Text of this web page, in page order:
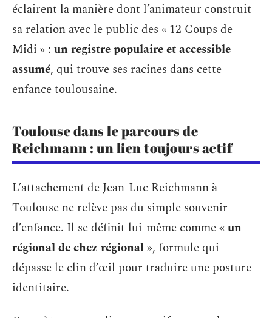
éclairent la manière dont l’animateur construit
sa relation avec le public des « 12 Coups de
Midi » : un registre populaire et accessible
assumé, qui trouve ses racines dans cette
enfance toulousaine.
Toulouse dans le parcours de
Reichmann : un lien toujours actif
L’attachement de Jean-Luc Reichmann à
Toulouse ne relève pas du simple souvenir
d’enfance. Il se définit lui-même comme« un
régional de chez régional », formule qui
dépasse le clin d’œil pour traduire une posture
identitaire.